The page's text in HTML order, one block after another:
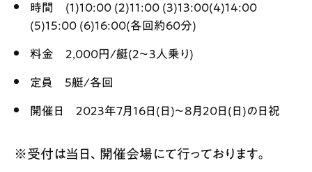
時間 (1)10:00 (2)11:00 (3)13:00(4)14:00
(5)15:00 (6)16:00(各回約60分)
料金 2,000円/艇(2〜3人乗り)
定員 5艇/各回
開催日 2023年7月16日(日)〜8月20日(日)の日祝
※受付は当日、開催会場にて行っております。